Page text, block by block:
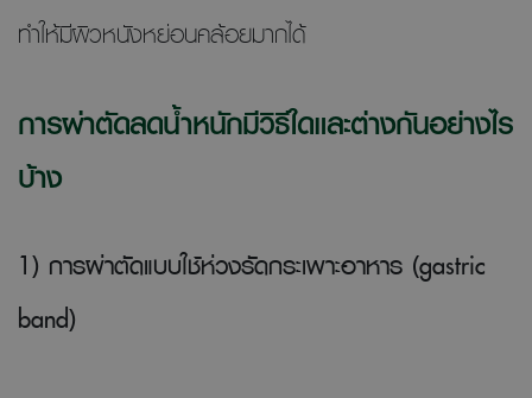
ทำให้มีผิวหนังหย่อนคล้อยมากได้
การผ่าตัดลดน้ำหนักมีวิธีใดและต่างกันอย่างไร
บ้าง
1) การผ่าตัดแบบใช้ห่วงรัดกระเพาะอาหาร (gastric
band)